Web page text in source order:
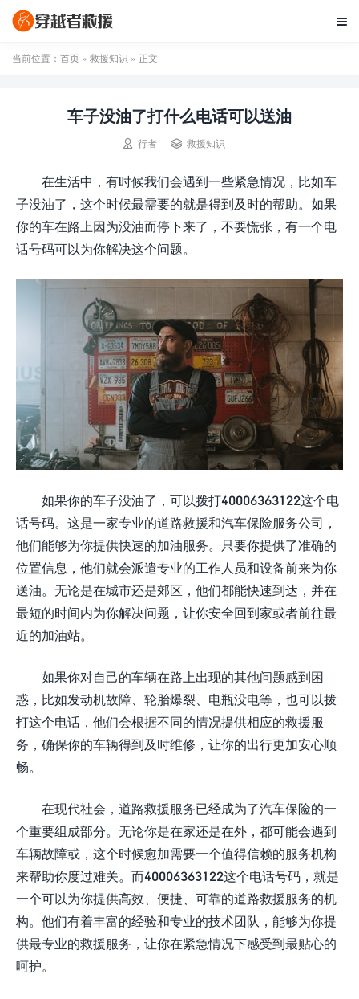

当前位置： 首页 » 救援知识 » 正文
车子没油了打什么电话可以送油
 行者  救援知识
在生活中，有时候我们会遇到一些紧急情况，比如车
子没油了，这个时候最需要的就是得到及时的帮助。如果
你的车在路上因为没油而停下来了，不要慌张，有一个电
话号码可以为你解决这个问题。
如果你的车子没油了，可以拨打40006363122这个电
话号码。这是一家专业的道路救援和汽车保险服务公司，
他们能够为你提供快速的加油服务。只要你提供了准确的
位置信息，他们就会派遣专业的工作人员和设备前来为你
送油。无论是在城市还是郊区，他们都能快速到达，并在
最短的时间内为你解决问题，让你安全回到家或者前往最
近的加油站。
如果你对自己的车辆在路上出现的其他问题感到困
惑，比如发动机故障、轮胎爆裂、电瓶没电等，也可以拨
打这个电话，他们会根据不同的情况提供相应的救援服
务，确保你的车辆得到及时维修，让你的出行更加安心顺
畅。
在现代社会，道路救援服务已经成为了汽车保险的一
个重要组成部分。无论你是在家还是在外，都可能会遇到
车辆故障或，这个时候愈加需要一个值得信赖的服务机构
来帮助你度过难关。而40006363122这个电话号码，就是
一个可以为你提供高效、便捷、可靠的道路救援服务的机
构。他们有着丰富的经验和专业的技术团队，能够为你提
供最专业的救援服务，让你在紧急情况下感受到最贴心的
呵护。